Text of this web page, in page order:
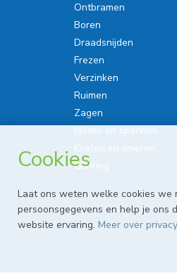
Cookies
Laat ons weten welke cookies we
persoonsgegevens en help je ons
website ervaring. Meer over
Ontbramen
Boren
Draadsnijden
Frezen
Verzinken
Ruimen
Zagen
Meten en spannen
Koelen en smeren
Gühring